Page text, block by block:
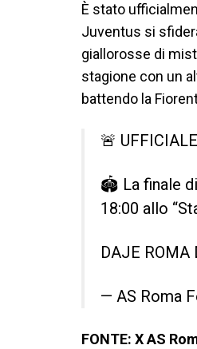
È stato
Juventus si
giallorosse di
stagione con un
battendo la
🚨
🏟️ La finale
18:00 allo
DAJE
— AS Roma
FONTE: X AS